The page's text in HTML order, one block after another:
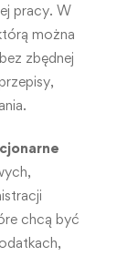
pracy. W
można
zbędnej
chcą być